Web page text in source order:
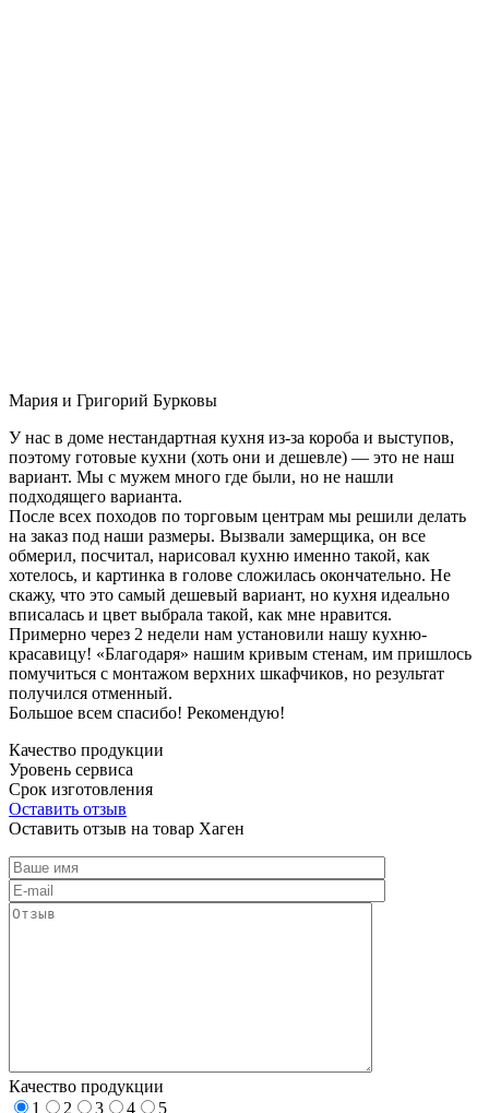
Мария и Григорий Бурковы
У нас в доме нестандартная кухня из-за короба и выступов,
поэтому готовые кухни (хоть они и дешевле) — это не наш
вариант. Мы с мужем много где были, но не нашли
подходящего варианта.
После всех походов по торговым центрам мы решили делать
на заказ под наши размеры. Вызвали замерщика, он все
обмерил, посчитал, нарисовал кухню именно такой, как
хотелось, и картинка в голове сложилась окончательно. Не
скажу, что это самый дешевый вариант, но кухня идеально
вписалась и цвет выбрала такой, как мне нравится.
Примерно через 2 недели нам установили нашу кухню-
красавицу! «Благодаря» нашим кривым стенам, им пришлось
помучиться с монтажом верхних шкафчиков, но результат
получился отменный.
Большое всем спасибо! Рекомендую!
Качество продукции
Уровень сервиса
Срок изготовления
Оставить отзыв
Оставить отзыв на товар Хаген
Качество продукции
1
2 3 4
5